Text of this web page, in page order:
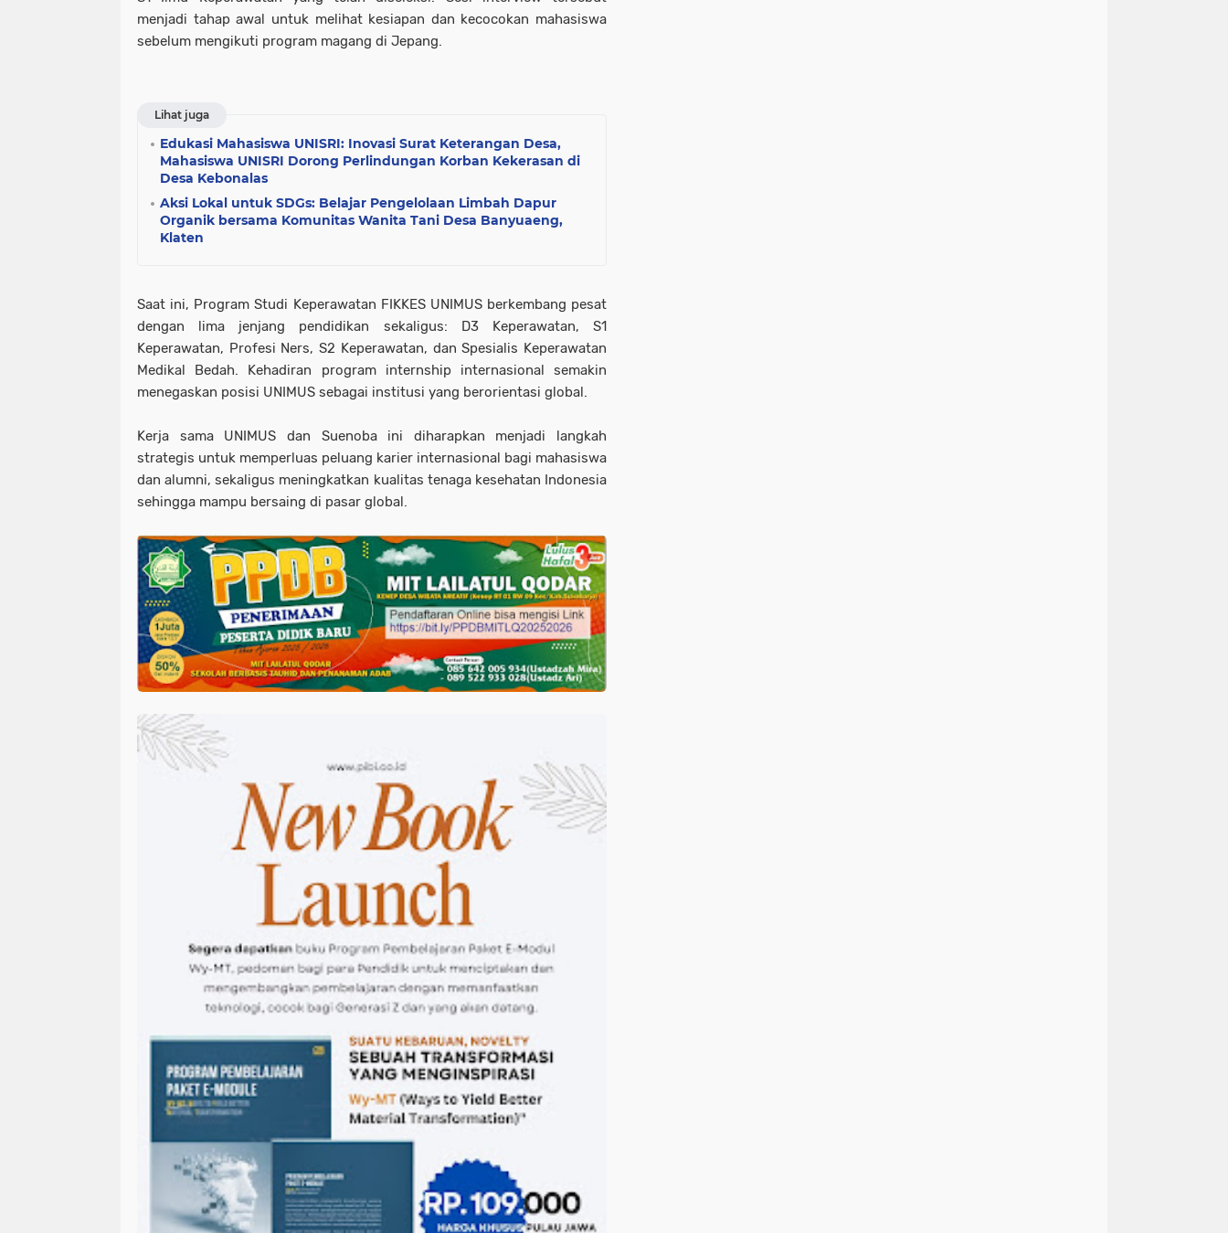
menjadi tahap awal untuk melihat kesiapan dan kecocokan mahasiswa
sebelum mengikuti program magang di Jepang.
Lihat juga
Edukasi Mahasiswa UNISRI: Inovasi Surat Keterangan Desa,
Mahasiswa UNISRI Dorong Perlindungan Korban Kekerasan di
Desa Kebonalas
Aksi Lokal untuk SDGs: Belajar Pengelolaan Limbah Dapur
Organik bersama Komunitas Wanita Tani Desa Banyuaeng,
Klaten
Saat ini, Program Studi Keperawatan FIKKES UNIMUS berkembang pesat
dengan lima jenjang pendidikan sekaligus: D3 Keperawatan, S1
Keperawatan, Profesi Ners, S2 Keperawatan, dan Spesialis Keperawatan
Medikal Bedah. Kehadiran program internship internasional semakin
menegaskan posisi UNIMUS sebagai institusi yang berorientasi global.
Kerja sama UNIMUS dan Suenoba ini diharapkan menjadi langkah
strategis untuk memperluas peluang karier internasional bagi mahasiswa
dan alumni, sekaligus meningkatkan kualitas tenaga kesehatan Indonesia
sehingga mampu bersaing di pasar global.